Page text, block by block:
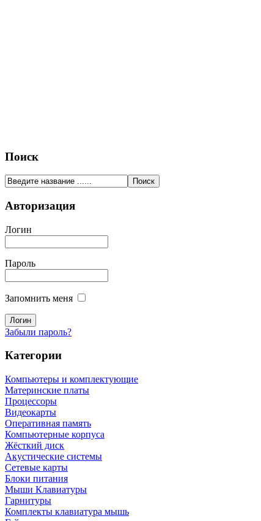
Поиск
Авторизация
Логин
Пароль
Запомнить меня
Забыли пароль?
Категории
Компьютеры и комплектующие
Материнские платы
Процессоры
Видеокарты
Оперативная память
Компьютерные корпуса
Жёсткий диск
Акустические системы
Сетевые карты
Блоки питания
Мыши Клавиатуры
Гарнитуры
Комплекты клавиатура мышь